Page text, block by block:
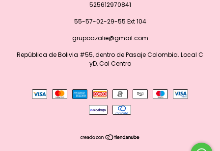
525612970841
55-57-02-29-55 Ext 104
grupoazalie@gmail.com
República de Bolivia #55, dentro de Pasaje Colombia. Local C
yD, Col Centro